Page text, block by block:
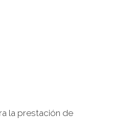
la prestación de